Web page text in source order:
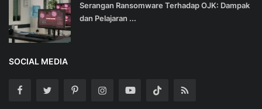
Serangan Ransomware Terhadap OJK: Dampak
dan Pelajaran ...
SOCIAL MEDIA